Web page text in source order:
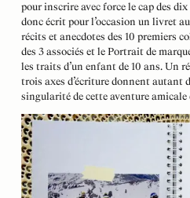
pour inscrire avec force le cap des
donc écrit pour l’occasion un livret
récits et anecdotes des 10 premiers
des 3 associés et le Portrait de
les traits d’un enfant de 10 ans. Un
trois axes d’écriture donnent autant
singularité de cette aventure